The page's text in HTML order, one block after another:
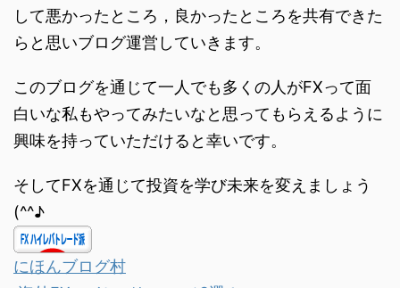
して悪かったところ，良かったところを共有できた
らと思いブログ運営していきます。
このブログを通じて一人でも多くの人がFXって面
白いな私もやってみたいなと思ってもらえるように
興味を持っていただけると幸いです。
そしてFXを通じて投資を学び未来を変えましょう
(^^♪
にほんブログ村